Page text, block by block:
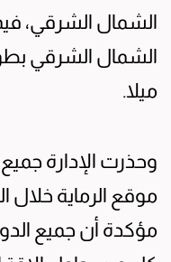
الشمال الشرقي،
ميلا.
وحذرت الإدارة
موقع الرماية خلال
مؤكدة أن جميع